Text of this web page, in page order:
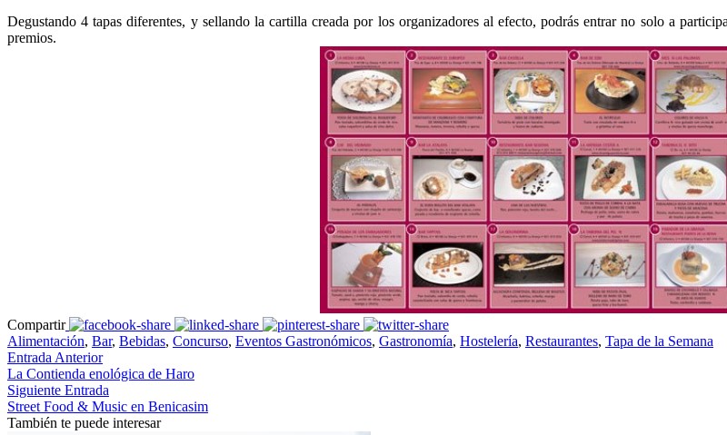
Degustando 4 tapas diferentes, y sellando la cartilla creada por los organizadores al efecto, podrás entrar no solo a
premios.
Compartir
Alimentación, Bar, Bebidas, Concurso, Eventos Gastronómicos, Gastronomía, Hostelería, Restaurantes, Tapa de la Semana
Entrada Anterior
La Contienda enológica de Haro
Siguiente Entrada
Street Food & Music en Benicasim
También te puede interesar